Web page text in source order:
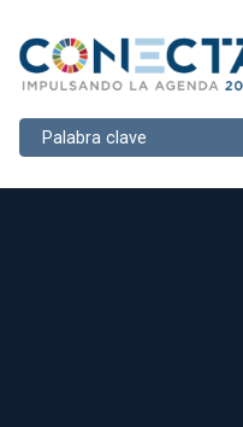
Buscar